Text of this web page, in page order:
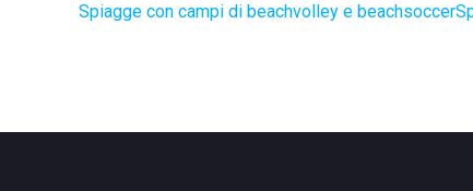
Spiagge con campi di beachvolley e beachsoccer